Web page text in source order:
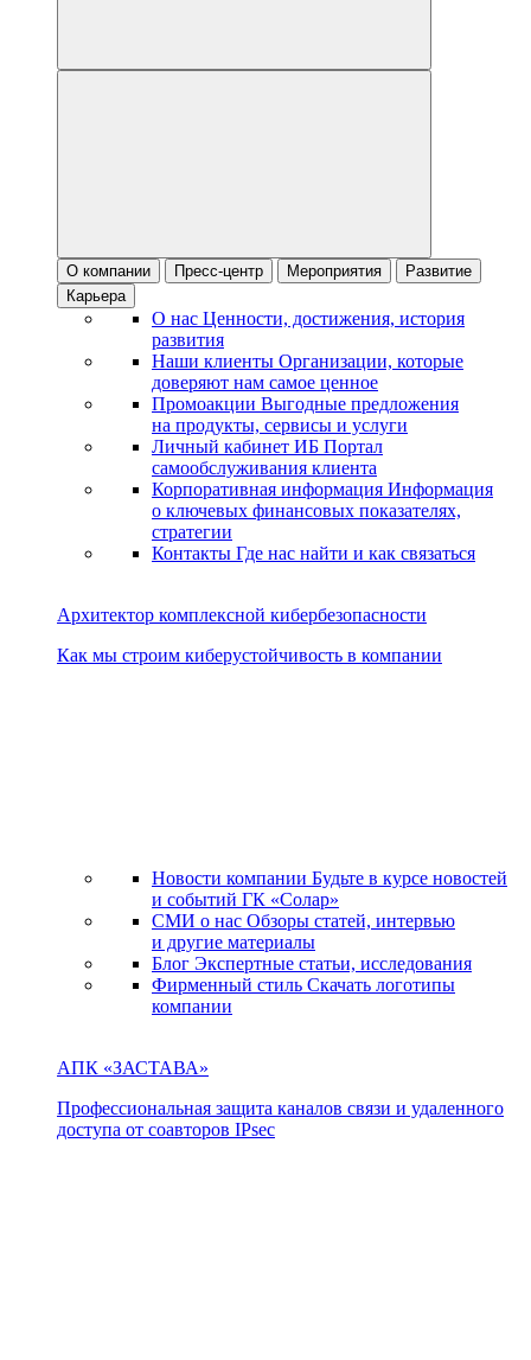
О компании Пресс-центр Мероприятия
Развитие
Карьера
О нас Ценности, достижения, история
развития
Наши клиенты Организации, которые
доверяют нам самое ценное
Промоакции Выгодные предложения
на продукты, сервисы и услуги
Личный кабинет ИБ Портал
самообслуживания клиента
Корпоративная информация Информация
о ключевых финансовых показателях,
стратегии
Контакты Где нас найти и как связаться
Архитектор комплексной кибербезопасности
Как мы строим киберустойчивость в компании
Новости компании Будьте в курсе новостей
и событий ГК «Солар»
СМИ о нас Обзоры статей, интервью
и другие материалы
Блог Экспертные статьи, исследования
Фирменный стиль Скачать логотипы
компании
АПК «ЗАСТАВА»
Профессиональная защита каналов связи и удаленного
доступа от соавторов IPsec